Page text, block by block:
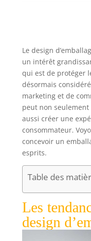
Le design
un intérêt
qui est de protéger
désormais
marketing et de
peut non
aussi créer une
consommateur.
concevoir un
esprits.
Table des
Les
design